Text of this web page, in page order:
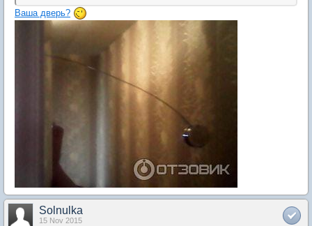
Ваша дверь?
Solnulka
15 Nov 2015